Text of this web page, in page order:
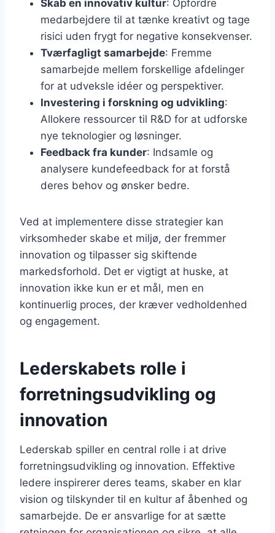
Skab en innovativ kultur: Opfordre
medarbejdere til at tænke kreativt og tage
risici uden frygt for negative konsekvenser.
Tværfagligt samarbejde: Fremme
samarbejde mellem forskellige afdelinger
for at udveksle idéer og perspektiver.
Investering i forskning og udvikling:
Allokere ressourcer til R&D for at udforske
nye teknologier og løsninger.
Feedback fra kunder: Indsamle og
analysere kundefeedback for at forstå
deres behov og ønsker bedre.
Ved at implementere disse strategier kan
virksomheder skabe et miljø, der fremmer
innovation og tilpasser sig skiftende
markedsforhold. Det er vigtigt at huske, at
innovation ikke kun er et mål, men en
kontinuerlig proces, der kræver vedholdenhed
og engagement.
Lederskabets rolle i
forretningsudvikling og
innovation
Lederskab spiller en central rolle i at drive
forretningsudvikling og innovation. Effektive
ledere inspirerer deres teams, skaber en klar
vision og tilskynder til en kultur af åbenhed og
samarbejde. De er ansvarlige for at sætte